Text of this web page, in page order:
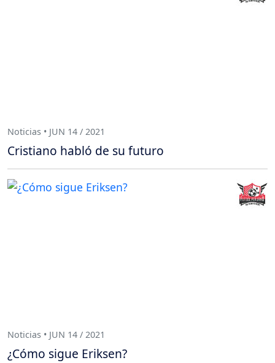
Noticias • JUN 14 / 2021
Cristiano habló de su futuro
Noticias • JUN 14 / 2021
¿Cómo sigue Eriksen?